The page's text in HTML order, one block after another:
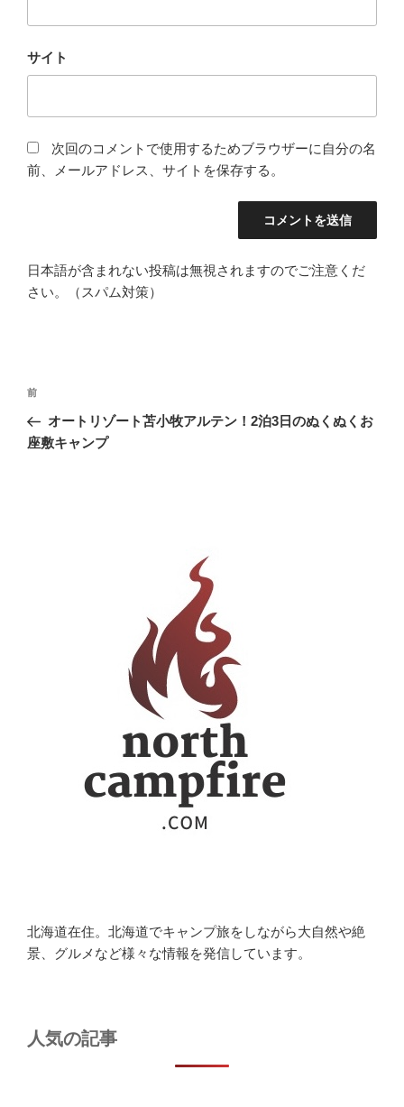
サイト
次回のコメントで使用するためブラウザーに自分の名
前、メールアドレス、サイトを保存する。
日本語が含まれない投稿は無視されますのでご注意くだ
さい。（スパム対策）
投
ナ
前
の
投
前
オートリゾート苫小牧アルテン！2泊3日のぬくぬくお
座敷キャンプ
北海道在住。北海道でキャンプ旅をしながら大自然や絶
景、グルメなど様々な情報を発信しています。
人気の記事